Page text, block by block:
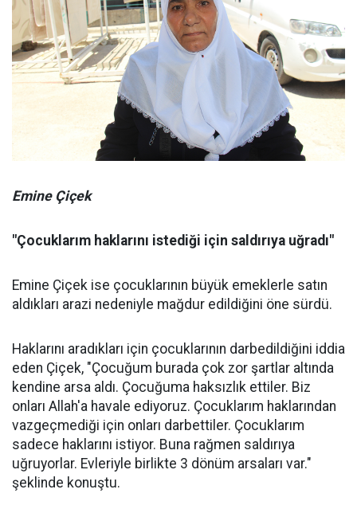
Emine Çiçek
"Çocuklarım haklarını istediği için saldırıya uğradı"
Emine Çiçek ise çocuklarının büyük emeklerle satın
aldıkları arazi nedeniyle mağdur edildiğini öne sürdü.
Haklarını aradıkları için çocuklarının darbedildiğini iddia
eden Çiçek, "Çocuğum burada çok zor şartlar altında
kendine arsa aldı. Çocuğuma haksızlık ettiler. Biz
onları Allah'a havale ediyoruz. Çocuklarım haklarından
vazgeçmediği için onları darbettiler. Çocuklarım
sadece haklarını istiyor. Buna rağmen saldırıya
uğruyorlar. Evleriyle birlikte 3 dönüm arsaları var."
şeklinde konuştu.